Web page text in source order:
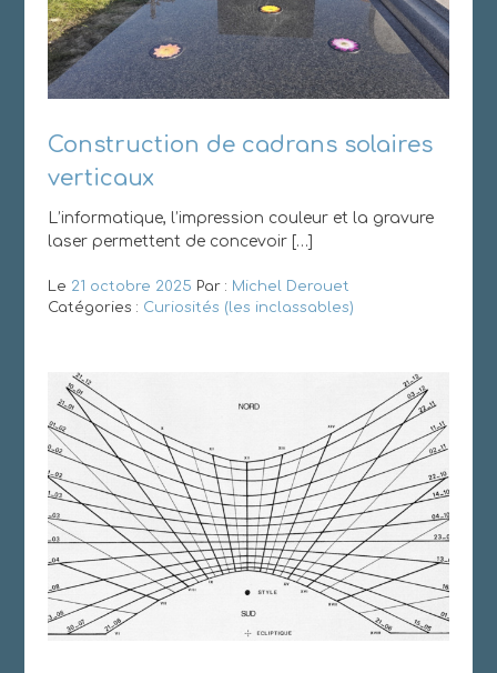
Construction de cadrans solaires
verticaux
L’informatique, l’impression couleur et la gravure
laser permettent de concevoir […]
Le 21 octobre 2025 Par : Michel Derouet
Catégories : Curiosités (les inclassables)